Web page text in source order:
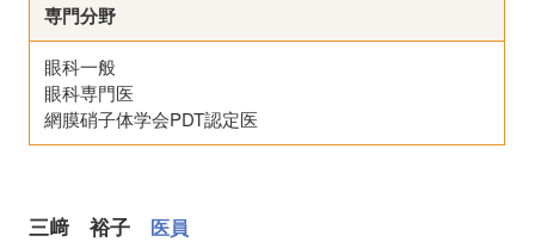
専門分野
眼科一般
眼科専門医
網膜硝子体学会PDT認定医
三﨑 裕子 医員